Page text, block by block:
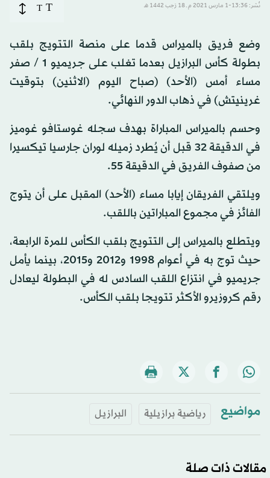
نُشر: 13:36-1 مارس 2021 م ـ 18 رَجب 1442 هـ T
T
وضع فريق بالميراس قدما على منصة التتويج بلقب
بطولة كأس البرازيل بعدما تغلب على جريميو 1 / صفر
مساء أمس (الأحد) (صباح اليوم (الاثنين) بتوقيت
غرينيتش) في ذهاب الدور النهائي.
وحسم بالميراس المباراة بهدف سجله غوستافو غوميز
في الدقيقة 32 قبل أن يُطرد زميله لوران جارسيا تيكسيرا
من صفوف الفريق في الدقيقة 55.
ويلتقي الفريقان إيابا مساء (الأحد) المقبل على أن يتوج
الفائز في مجموع المباراتين باللقب.
ويتطلع بالميراس إلى التتويج بلقب الكأس للمرة الرابعة،
حيث توج به في أعوام 1998 و2012 و2015، بينما يأمل
جريميو في انتزاع اللقب السادس له في البطولة ليعادل
رقم كروزيرو الأكثر تتويجا بلقب الكأس.
مواضيع رياضية برازيلية البرازيل
مقالات ذات صلة